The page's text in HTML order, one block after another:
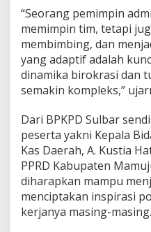
n
A
m
i
n
i
r
a
t
o
r
A
n
g
“Seorang pemimpin
memimpin tim, tetapi
membimbing, dan
yang adaptif adalah
dinamika birokrasi dan
semakin kompleks,”
Dari BPKPD Sulbar
peserta yakni Kepala
Kas Daerah, A. Kustia
PPRD Kabupaten
diharapkan mampu
menciptakan inspirasi
kerjanya masing-masing.